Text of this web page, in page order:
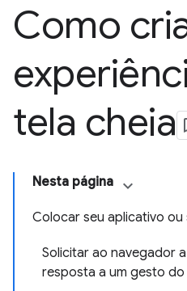
Como
tela cheia
Nesta página
Colocar seu aplicativo ou
Solicitar ao navegador
resposta a um gesto do